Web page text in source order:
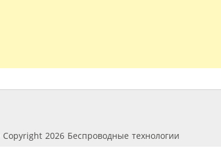
2026 Беспроводные технологии